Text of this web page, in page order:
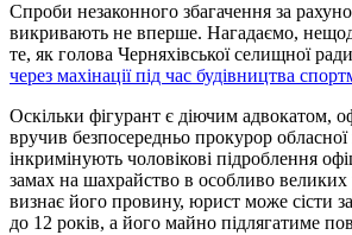
Спроби незаконного збагачення за
викривають не вперше. Нагадаємо,
те, як голова Черняхівської селищної ради
через махінації під час будівництва
Оскільки фігурант є діючим адвокатом,
вручив безпосередньо прокурор
інкримінують чоловікові підроблення
замах на шахрайство в особливо
визнає його провину, юрист може сісти
до 12 років, а його майно підлягатиме